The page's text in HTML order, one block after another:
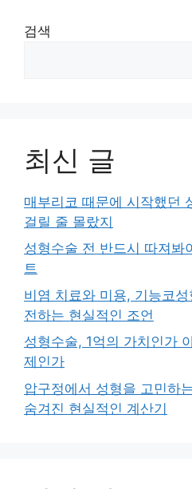
검색
최신 글
매부리코 때문에 시작했던
걸릴 줄 몰랐지
성형수술 전 반드시 따져봐
트
비염 치료와 미용, 기능코
전하는 현실적인 조언
성형수술, 1억의 가치인가
제인가
압구정에서 성형을 고민하
숨겨진 현실적인 계산기